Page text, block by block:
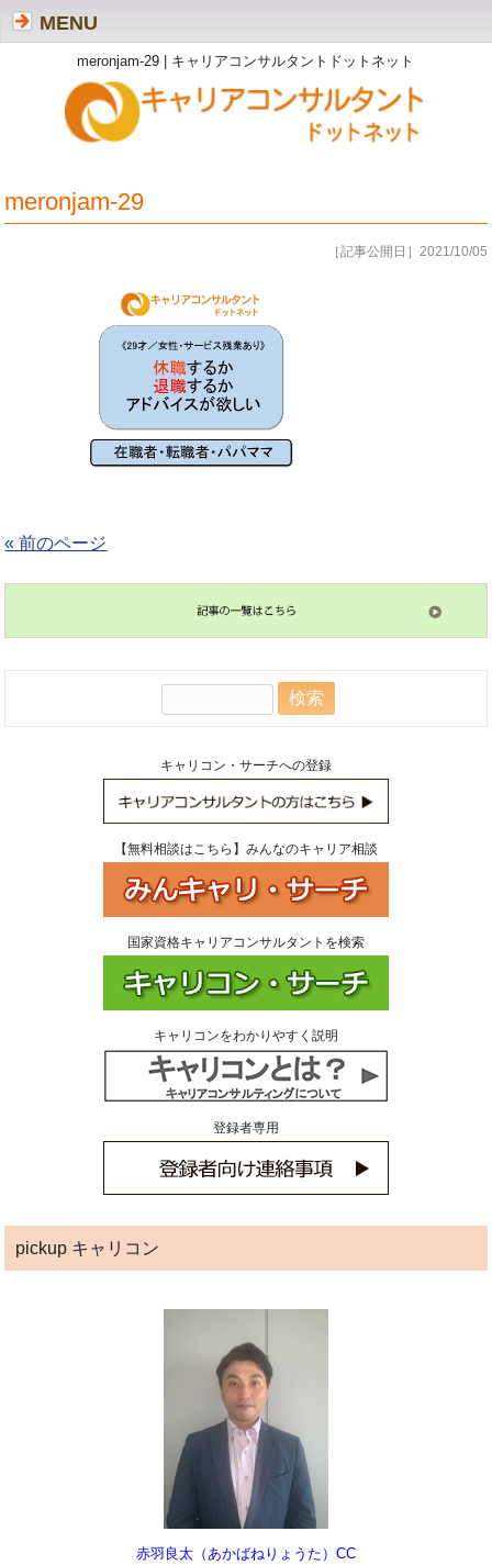
meronjam-29 | キャリアコンサルタントドットネット
MENU
meronjam-29
［記事公開日］2021/10/05
« 前のページ
キャリコン・サーチへの登録
【無料相談はこちら】みんなのキャリア相談
国家資格キャリアコンサルタントを検索
キャリコンをわかりやすく説明
登録者専用
pickup キャリコン
赤羽良太（あかばねりょうた）CC